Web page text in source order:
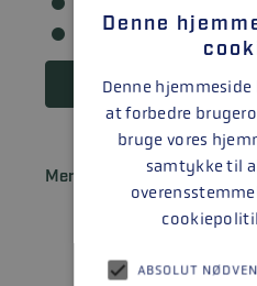
Trimindstillinger: 6
Læs
Mercury F 8 EH / ELH EFI
Denne
Denne
at forbedre
bruge vores
samtykke til
ABSOLUT